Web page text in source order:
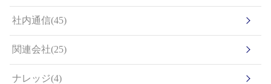
社内通信(45)
関連会社(25)
ナレッジ(4)